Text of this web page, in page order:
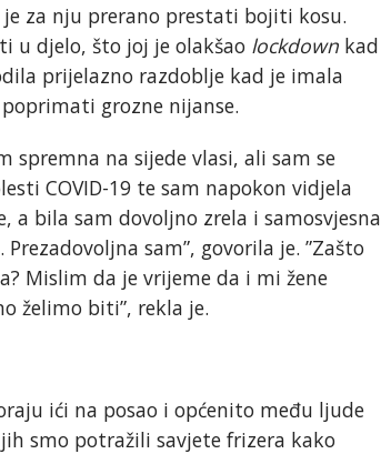
za nju prerano prestati bojiti kosu.
u djelo, što joj je olakšao lockdown kad
prijelazno razdoblje kad je imala
grozne nijanse.
spremna na sijede vlasi, ali sam se
COVID-19 te sam napokon vidjela
a bila sam dovoljno zrela i samosvjesna
sam”, govorila je. ”Zašto
Mislim da je vrijeme da i mi žene
želimo biti”, rekla je.
ići na posao i općenito među ljude
smo potražili savjete frizera kako